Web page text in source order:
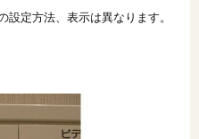
定方法、表示は異なります。